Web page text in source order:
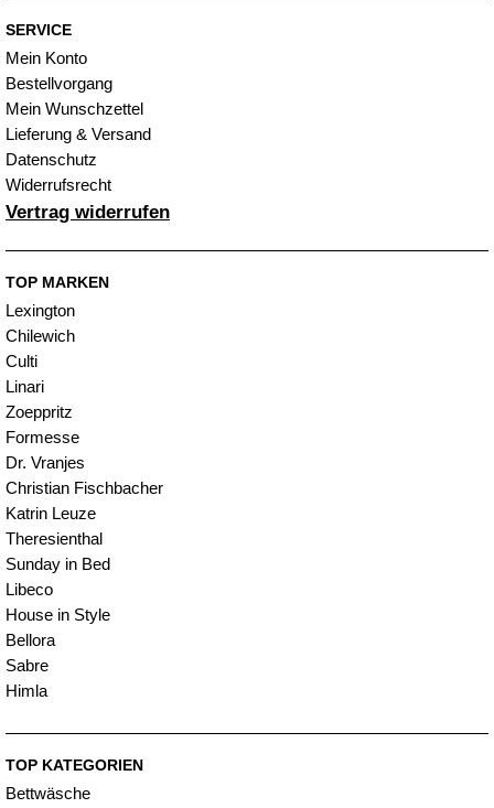
SERVICE
Mein Konto
Bestellvorgang
Mein Wunschzettel
Lieferung & Versand
Datenschutz
Widerrufsrecht
Vertrag widerrufen
TOP MARKEN
Lexington
Chilewich
Culti
Linari
Zoeppritz
Formesse
Dr. Vranjes
Christian Fischbacher
Katrin Leuze
Theresienthal
Sunday in Bed
Libeco
House in Style
Bellora
Sabre
Himla
TOP KATEGORIEN
Bettwäsche